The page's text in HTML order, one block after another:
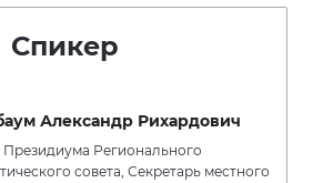
Спикер
Александр Рихардович
Регионального
совета, Секретарь местного